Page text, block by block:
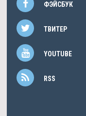
ФЭЙСБУК
ТВИТЕР
YOUTUBE
RSS